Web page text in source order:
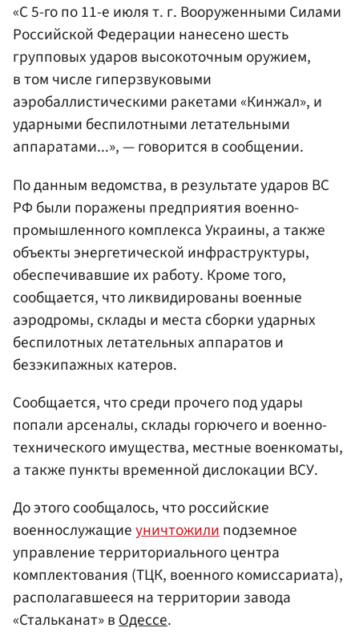
«С 5-го по 11-е июля т. г. Вооруженными Силами
Российской Федерации нанесено шесть
групповых ударов высокоточным оружием,
в том числе гиперзвуковыми
аэробаллистическими ракетами «Кинжал», и
ударными беспилотными летательными
аппаратами...», — говорится в сообщении.
По данным ведомства, в результате ударов ВС
РФ были поражены предприятия военно-
промышленного комплекса Украины, а также
объекты энергетической инфраструктуры,
обеспечивавшие их работу. Кроме того,
сообщается, что ликвидированы военные
аэродромы, склады и места сборки ударных
беспилотных летательных аппаратов и
безэкипажных катеров.
Сообщается, что среди прочего под удары
попали арсеналы, склады горючего и военно-
технического имущества, местные военкоматы,
а также пункты временной дислокации ВСУ.
До этого сообщалось, что российские
военнослужащиеуничтожилиподземное
управление территориального центра
комплектования (ТЦК, военного комиссариата),
располагавшееся на территории завода
«Стальканат» вОдессе.